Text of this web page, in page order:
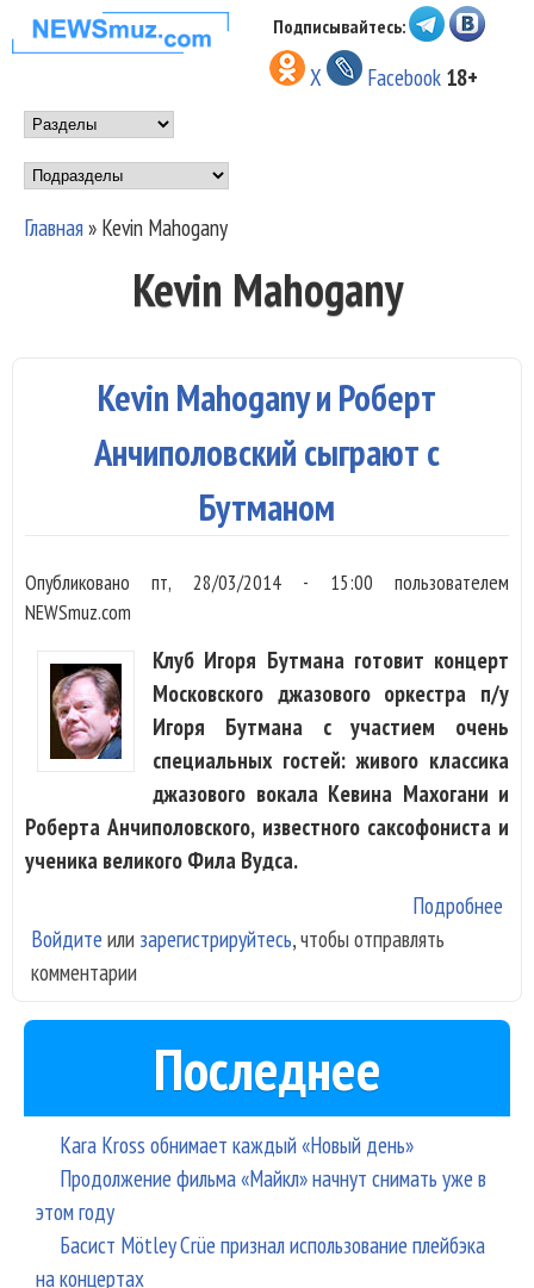
Перейти к основному
содержанию
НОВОСТИ
МУЗЫКИ И
ШОУ БИЗНЕСА
NEWSMUZ.COM
Подписывайтесь:
X Facebook 18+
Main menu
Подразделы
Главная» Kevin Mahogany
Kevin Mahogany
Kevin Mahogany и Роберт
Анчиполовский сыграют с
Бутманом
Опубликованопт, 28/03/2014 - 15:00 пользователем
NEWSmuz.com
Клуб Игоря Бутмана готовит концерт
Московского джазового оркестра п/у
Игоря Бутмана с участием очень
специальных гостей: живого классика
джазового вокала Кевина Махогани и
Роберта Анчиполовского, известного саксофониста и
ученика великого Фила Вудса.
Подробнее
Войдите или зарегистрируйтесь, чтобы отправлять
комментарии
Последнее
Kara Kross обнимает каждый «Новый день»
Продолжение фильма «Майкл» начнут снимать уже в
этом году
Басист Mötley Crüe признал использование плейбэка
на концертах